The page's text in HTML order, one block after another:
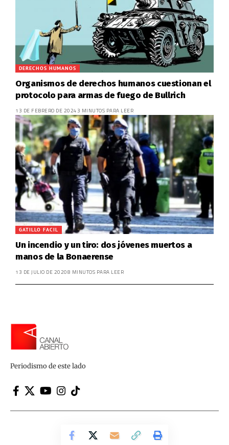
DERECHOS HUMANOS
Organismos de derechos humanos cuestionan el
protocolo para armas de fuego de Bullrich
13 DE FEBRERO DE 2024 3 MINUTOS PARA LEER
GATILLO FACIL
Un incendio y un tiro: dos jóvenes muertos a
manos de la Bonaerense
13 DE JULIO DE 20208 MINUTOS PARA LEER
Periodismo de este lado
Canal Abierto | Periodismo de este lado